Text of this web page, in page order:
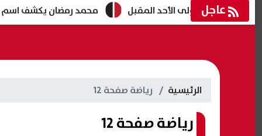
عاجل محمد رمضان يكشف اسم شخصيته في
الرئيسية رياضة صفحة 12
رياضة صفحة 12